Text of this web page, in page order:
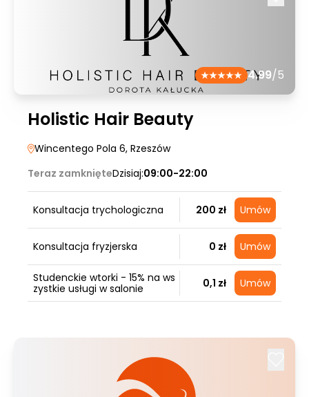
4.99/5
Holistic Hair Beauty
Wincentego Pola 6, Rzeszów
Teraz zamknięteDzisiaj:09:00-22:00
Konsultacja trychologiczna 200 zł Umów
Konsultacja fryzjerska 0 zł Umów
Studenckie wtorki - 15% na ws
zystkie usługi w salonie
0,1 zł Umów